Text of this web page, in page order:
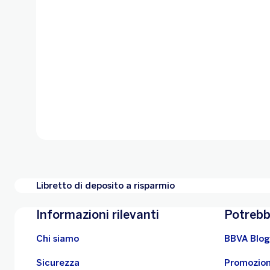
Libretto di deposito a risparmio
Informazioni rilevanti
Chi siamo
Sicurezza
BBVA Blog